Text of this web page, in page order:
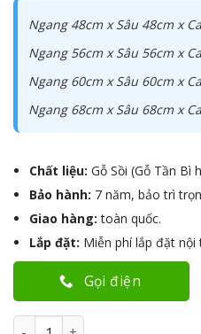
Ngang 48cm x Sâu 48cm x
Ngang 56cm x Sâu 56cm x
Ngang 60cm x Sâu 60cm x
Ngang 68cm x Sâu 68cm x
Chất liệu: Gỗ Sồi (Gỗ Tần Bì
Bảo hành: 7 năm, bảo trì
Giao hàng: toàn quốc.
Lắp đặt: Miễn phí lắp đặt nội
Gọi điện
Bàn thờ Thần Tài gỗ Sồi